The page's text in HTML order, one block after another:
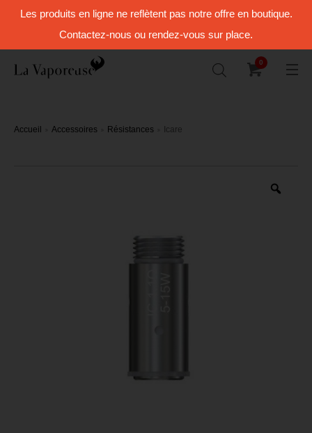
Les produits en ligne ne reflètent pas notre offre en boutique.
Contactez-nous ou rendez-vous sur place.
0
Accueil Accessoires Résistances Icare